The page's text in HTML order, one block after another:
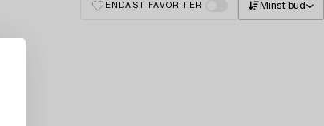
ENDAST FAVORITER Minst bud